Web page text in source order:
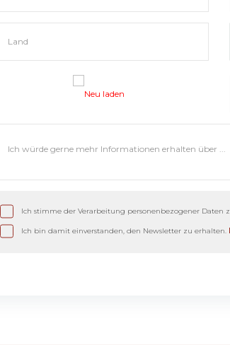
Neu laden
Ich stimme der Verarbeitung personenbezogener Daten
Ich bin damit einverstanden, den Newsletter zu erhalten.